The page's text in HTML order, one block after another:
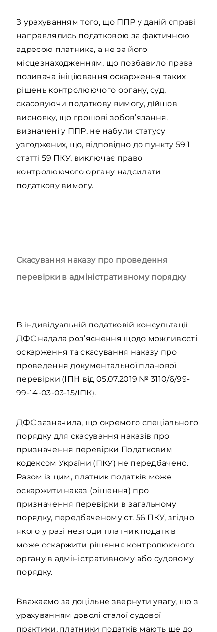
З урахуванням того, що ППР у даній справі
направлялись податковою за фактичною
адресою платника, а не за його
місцезнаходженням, що позбавило права
позивача ініціювання оскарження таких
рішень контролюючого органу, суд,
скасовуючи податкову вимогу, дійшов
висновку, що грошові зобов’язання,
визначені у ППР, не набули статусу
узгоджених, що, відповідно до пункту 59.1
статті 59 ПКУ, виключає право
контролюючого органу надсилати
податкову вимогу.
Скасування наказу про проведення
перевірки в адміністративному порядку
В індивідуальній податковій консультації
ДФС надала роз’яснення щодо можливості
оскарження та скасування наказу про
проведення документальної планової
перевірки (ІПН від 05.07.2019 № 3110/6/99-
99-14-03-03-15/ІПК).
ДФС зазначила, що окремого спеціального
порядку для скасування наказів про
призначення перевірки Податковим
кодексом України (ПКУ) не передбачено.
Разом із цим, платник податків може
оскаржити наказ (рішення) про
призначення перевірки в загальному
порядку, передбаченому ст. 56 ПКУ, згідно
якого у разі незгоди платник податків
може оскаржити рішення контролюючого
органу в адміністративному або судовому
порядку.
Вважаємо за доцільне звернути увагу, що з
урахуванням доволі сталої судової
практики, платники податків мають ще до